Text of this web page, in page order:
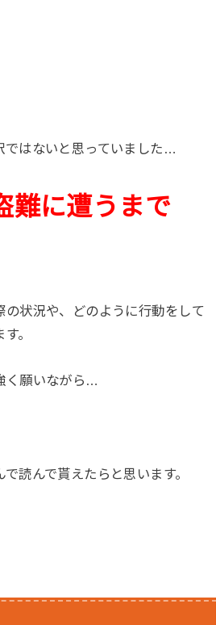
ではないと思っていました…
難に遭うまで
状況や、どのように行動をして
。
く願いながら…
読んで貰えたらと思います。